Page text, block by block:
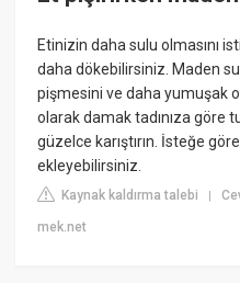
Etinizin daha sulu olmasını
daha dökebilirsiniz. Maden
pişmesini ve daha yumuşak
olarak damak tadınıza göre
güzelce karıştırın. İsteğe
ekleyebilirsiniz.
Kaynak kaldırma talebi |
mek.net